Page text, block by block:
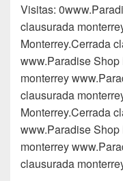
Visitas:
clausurada
Monterrey.Cerrada
www.Paradise
monterrey
clausurada
Monterrey.Cerrada
www.Paradise
monterrey
clausurada